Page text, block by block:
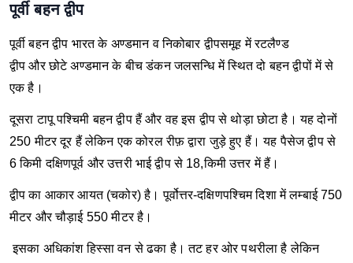
पूर्वी बहन द्वीप
पूर्वी बहन द्वीप भारत के अण्डमान व निकोबार द्वीपसमूह में रटलैण्ड
द्वीप और छोटे अण्डमान के बीच डंकन जलसन्धि में स्थित दो बहन द्वीपों में से
एक है।
दूसरा टापू पश्चिमी बहन द्वीप हैं और वह इस द्वीप से थोड़ा छोटा है। यह दोनों
250 मीटर दूर हैं लेकिन एक कोरल रीफ़ द्वारा जुड़े हुए हैं। यह पैसेज द्वीप से
6 किमी दक्षिणपूर्व और उत्तरी भाई द्वीप से 18,किमी उत्तर में हैं।
द्वीप का आकार आयत (चकोर) है। पूर्वोत्तर-दक्षिणपश्चिम दिशा में लम्बाई 750
मीटर और चौड़ाई 550 मीटर है।
इसका अधिकांश हिस्सा वन से ढका है। तट हर ओर पथरीला है लेकिन